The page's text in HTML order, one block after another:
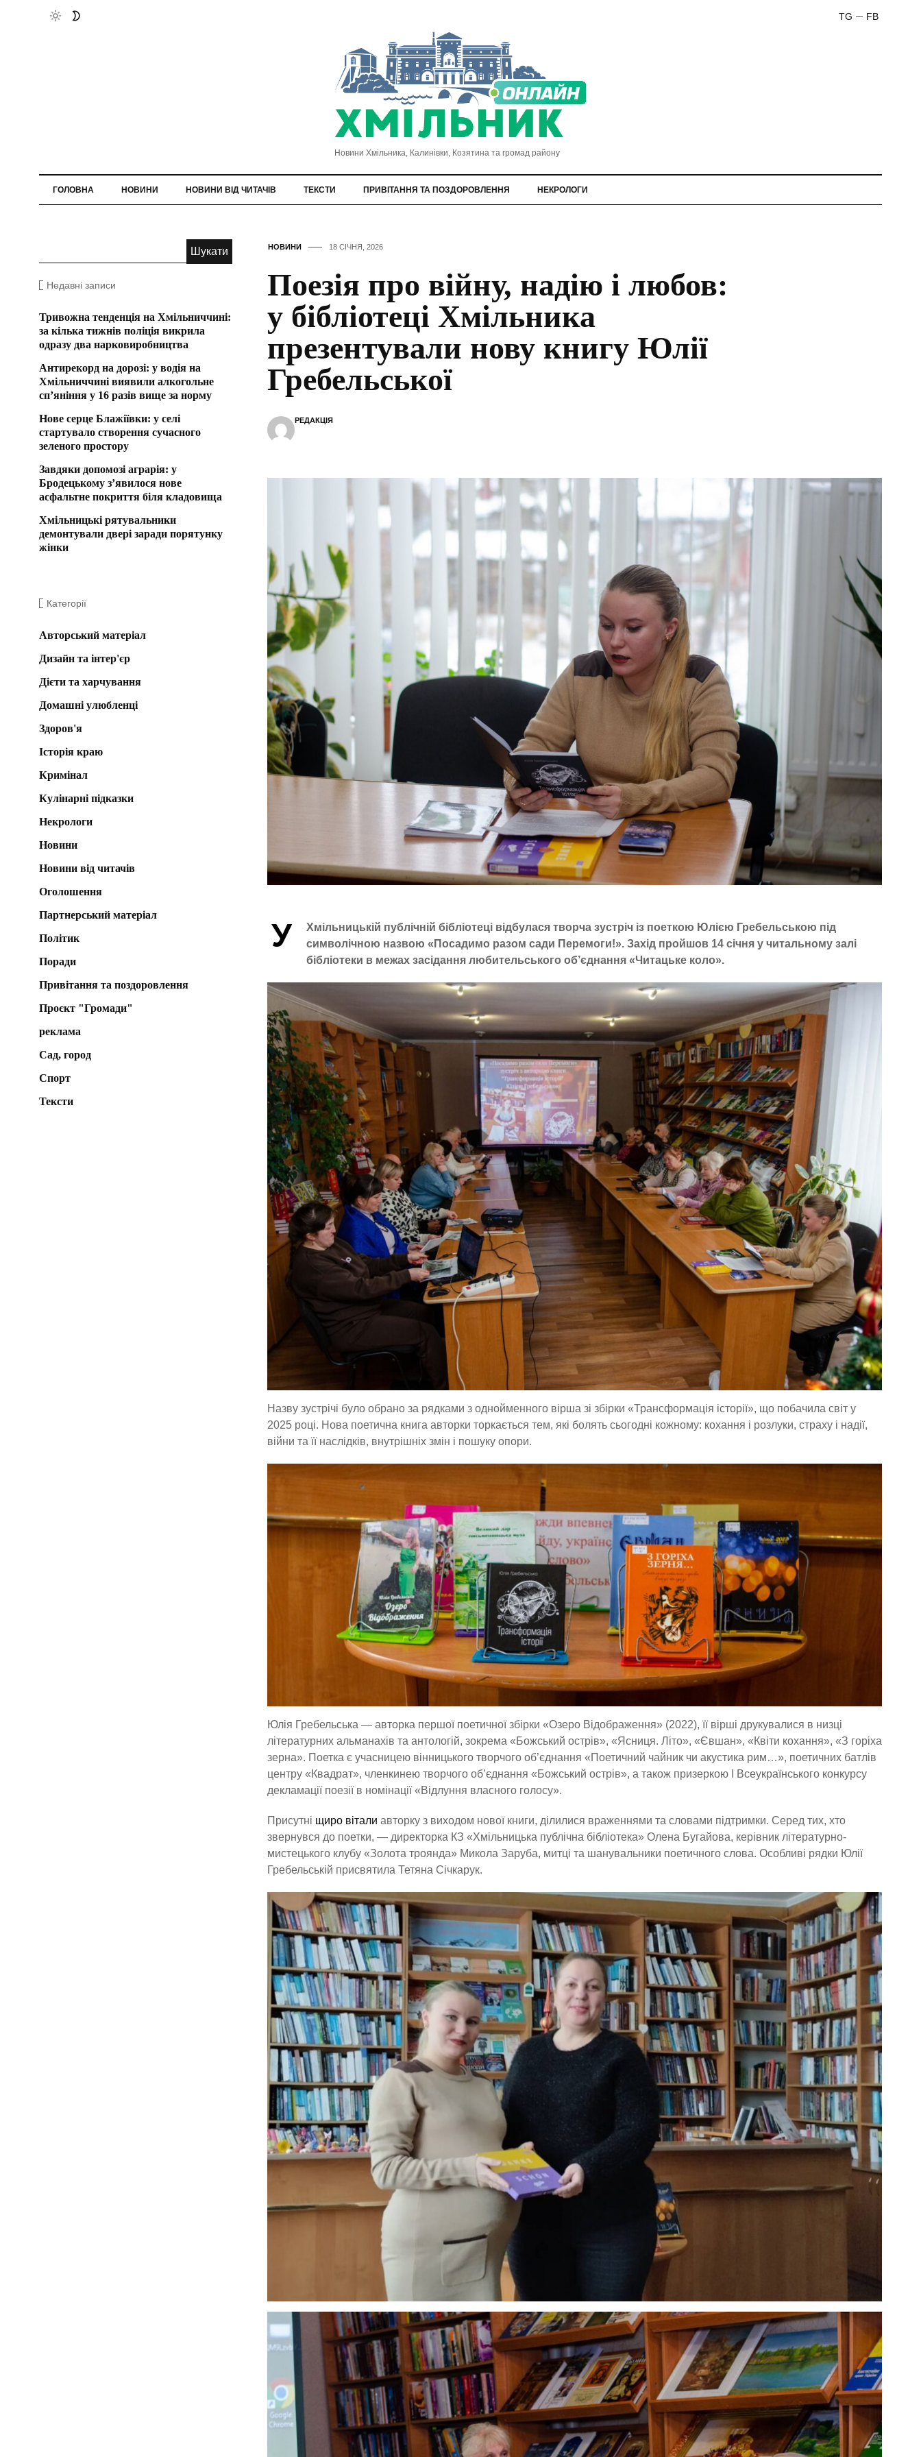
FB
TG
Новини Хмільника, Калинівки, Козятина та громад району
ГОЛОВНА НОВИНИ НОВИНИ ВІД ЧИТАЧІВ ТЕКСТИ ПРИВІТАННЯ ТА ПОЗДОРОВЛЕННЯ НЕКРОЛОГИ
НОВИНИ 18 СІЧНЯ, 2026
Поезія про війну, надію і любов:
у бібліотеці Хмільника
презентували нову книгу Юлії
Гребельської
РЕДАКЦІЯ
У
Хмільницькій публічній бібліотеці відбулася творча зустріч із поеткою Юлією Гребельською під
символічною назвою «Посадимо разом сади Перемоги!». Захід пройшов 14 січня у читальному залі
бібліотеки в межах засідання любительського об’єднання «Читацьке коло».
Назву зустрічі було обрано за рядками з однойменного вірша зі збірки «Трансформація історії», що побачила світ у
2025 році. Нова поетична книга авторки торкається тем, які болять сьогодні кожному: кохання і розлуки, страху і надії,
війни та її наслідків, внутрішніх змін і пошуку опори.
Юлія Гребельська — авторка першої поетичної збірки «Озеро Відображення» (2022), її вірші друкувалися в низці
літературних альманахів та антологій, зокрема «Божський острів», «Ясниця. Літо», «Євшан», «Квіти кохання», «З горіха
зерна». Поетка є учасницею вінницького творчого об’єднання «Поетичний чайник чи акустика рим…», поетичних батлів
центру «Квадрат», членкинею творчого об’єднання «Божський острів», а також призеркою І Всеукраїнського конкурсу
декламації поезії в номінації «Відлуння власного голосу».
Присутні щиро вітали авторку з виходом нової книги, ділилися враженнями та словами підтримки. Серед тих, хто
звернувся до поетки, — директорка КЗ «Хмільницька публічна бібліотека» Олена Бугайова, керівник літературно-
мистецького клубу «Золота троянда» Микола Заруба, митці та шанувальники поетичного слова. Особливі рядки Юлії
Гребельській присвятила Тетяна Січкарук.
Недавні записи
Тривожна тенденція на Хмільниччині:
за кілька тижнів поліція викрила
одразу два нарковиробництва
Антирекорд на дорозі: у водія на
Хмільниччині виявили алкогольне
сп’яніння у 16 разів вище за норму
Нове серце Блажіївки: у селі
стартувало створення сучасного
зеленого простору
Завдяки допомозі аграрія: у
Бродецькому з’явилося нове
асфальтне покриття біля кладовища
Хмільницькі рятувальники
демонтували двері заради порятунку
жінки
Категорії
Авторський матеріал
Дизайн та інтер'єр
Дієти та харчування
Домашні улюбленці
Здоров'я
Історія краю
Кримінал
Кулінарні підказки
Некрологи
Новини
Новини від читачів
Оголошення
Партнерський матеріал
Політик
Поради
Привітання та поздоровлення
Проєкт "Громади"
реклама
Сад, город
Спорт
Тексти